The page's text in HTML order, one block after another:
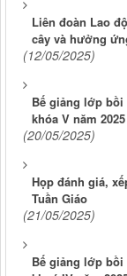
Liên đoàn Lao
cây và hưởng
(12/05/2025)
Bế giảng lớp
khóa V năm 2025
(20/05/2025)
Họp đánh giá,
Tuần Giáo
(21/05/2025)
Bế giảng lớp